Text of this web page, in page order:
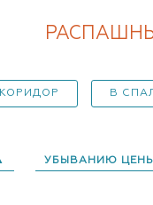
В
УБЫВАНИЮ